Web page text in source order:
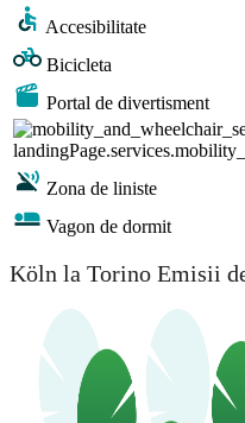
Accesibilitate
Bicicleta
Portal de divertisment
Zona de liniste
Vagon de dormit
Köln la Torino Emisii